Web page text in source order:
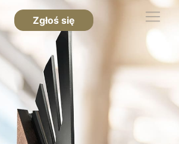
Zgłoś się